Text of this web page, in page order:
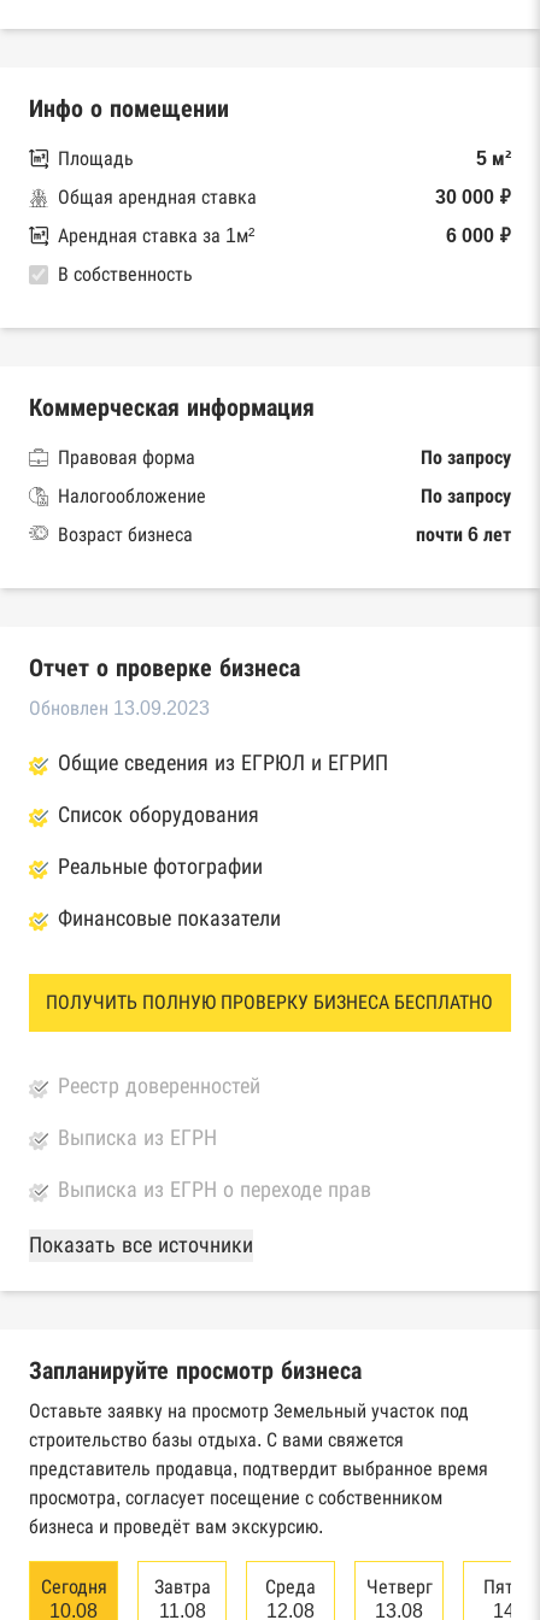
Инфо о помещении
Площадь
5 м²
Общая арендная ставка
30 000 ₽
Арендная ставка за 1м²
6 000 ₽
В собственность
Коммерческая информация
Правовая форма
По запросу
Налогообложение
По запросу
Возраст бизнеса
почти 6 лет
Отчет о проверке бизнеса
Обновлен 13.09.2023
Общие сведения из ЕГРЮЛ и ЕГРИП
Список оборудования
Реальные фотографии
Финансовые показатели
ПОЛУЧИТЬ ПОЛНУЮ ПРОВЕРКУ БИЗНЕСА БЕСПЛАТНО
Реестр доверенностей
Выписка из ЕГРН
Выписка из ЕГРН о переходе прав
База Росстата
Реестры ЕГРЮЛ и ЕГРИП Федеральной
Реестр государственных контрактов
Федерального казначейства
Картотека арбитражных дел Высшего
арбитражного суда
Единый федеральный реестр сведений о
банкротстве юридических лиц
Показать все источники
Запланируйте просмотр бизнеса
Оставьте заявку на просмотр Земельный участок под
строительство базы отдыха. С вами свяжется
представитель продавца, подтвердит выбранное время
просмотра, согласует посещение с собственником
бизнеса и проведёт вам экскурсию.
Сегодня
10.08
Завтра
11.08
Среда
12.08
Четверг
13.08
14.08